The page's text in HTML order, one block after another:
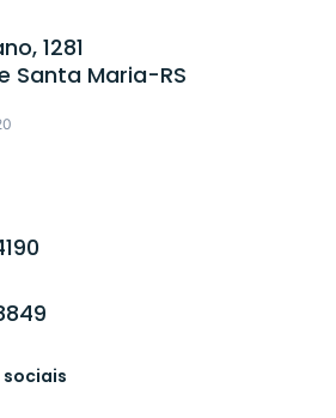
1281
Santa Maria-RS
sociais